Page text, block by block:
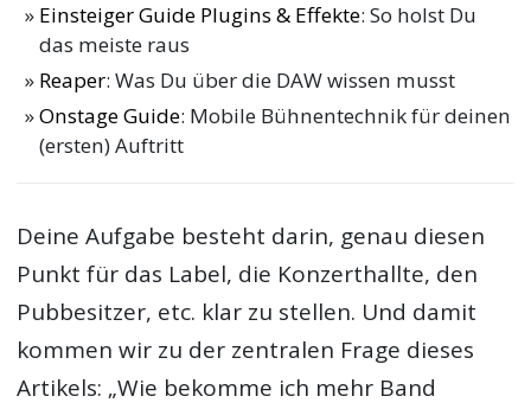
Einsteiger Guide Plugins & Effekte: So holst Du
das meiste raus
Reaper: Was Du über die DAW wissen musst
Onstage Guide: Mobile Bühnentechnik für deinen
(ersten) Auftritt
Deine Aufgabe besteht darin, genau diesen
Punkt für das Label, die Konzerthallte, den
Pubbesitzer, etc. klar zu stellen. Und damit
kommen wir zu der zentralen Frage dieses
Artikels: „Wie bekomme ich mehr Band